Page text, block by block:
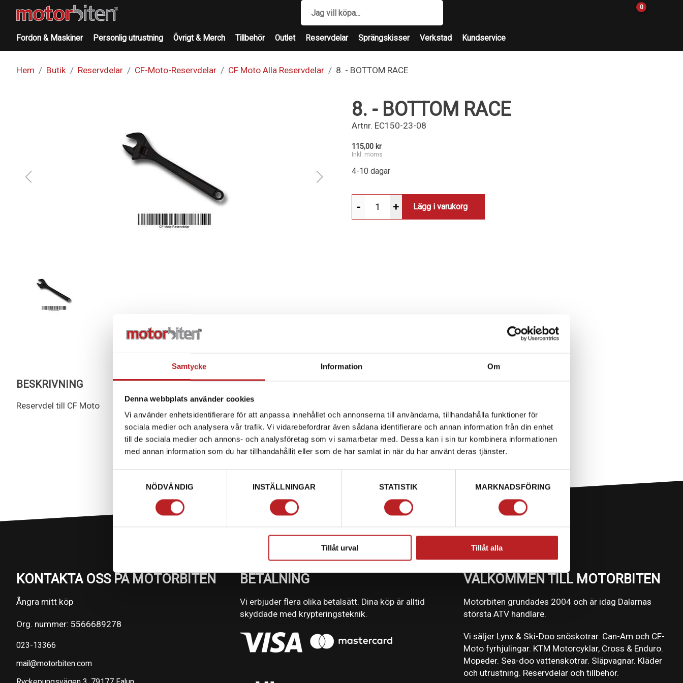
Samtycke Information Om
Denna webbplats använder cookies
Vi använder enhetsidentifierare för att anpassa innehållet och annonserna till användarna, tillhandahålla funktioner för
sociala medier och analysera vår trafik. Vi vidarebefordrar även sådana identifierare och annan information från din enhet
till de sociala medier och annons- och analysföretag som vi samarbetar med. Dessa kan i sin tur kombinera informationen
med annan information som du har tillhandahållit eller som de har samlat in när du har använt deras tjänster.
NÖDVÄNDIG
INSTÄLLNINGAR STATISTIK MARKNADSFÖRING
Tillåt urval Tillåt alla
0
Fordon & Maskiner Personlig utrustning Övrigt & Merch Tillbehör Outlet Reservdelar Sprängskisser Verkstad Kundservice
Hem Butik Reservdelar CF-Moto-Reservdelar CF Moto Alla Reservdelar 8. - BOTTOM RACE
8. - BOTTOM RACE
Artnr. EC150-23-08
115,00 kr
Inkl. moms
4-10 dagar
- + Lägg i varukorg
BESKRIVNING
Reservdel till CF Moto
SPECIFIKATION
KONTAKTA OSS PÅ MOTORBITEN
Ångra mitt köp
Org. nummer: 5566689278
023-13366
mail@motorbiten.com
BETALNING
Vi erbjuder flera olika betalsätt. Dina köp är alltid
skyddade med krypteringsteknik.
VÄLKOMMEN TILL MOTORBITEN
Motorbiten grundades 2004 och är idag Dalarnas
största ATV handlare.
Vi säljer Lynx & Ski-Doo snöskotrar. Can-Am och CF-
Moto fyrhjulingar. KTM Motorcyklar, Cross & Enduro.
Mopeder. Sea-doo vattenskotrar. Släpvagnar. Kläder
och utrustning. Reservdelar och tillbehör.